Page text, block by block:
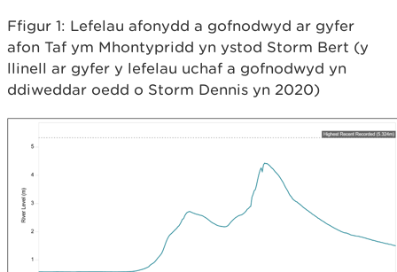
Ffigur 1: Lefelau afonydd a gofnodwyd ar gyfer
afon Taf ym Mhontypridd yn ystod Storm Bert (y
llinell ar gyfer y lefelau uchaf a gofnodwyd yn
ddiweddar oedd o Storm Dennis yn 2020)